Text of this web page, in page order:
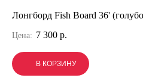
Лонгборд Fish Board 36'
Цена: 7 300 р.
В КОРЗИНУ
В КОРЗИНУ
В КОРЗИНУ